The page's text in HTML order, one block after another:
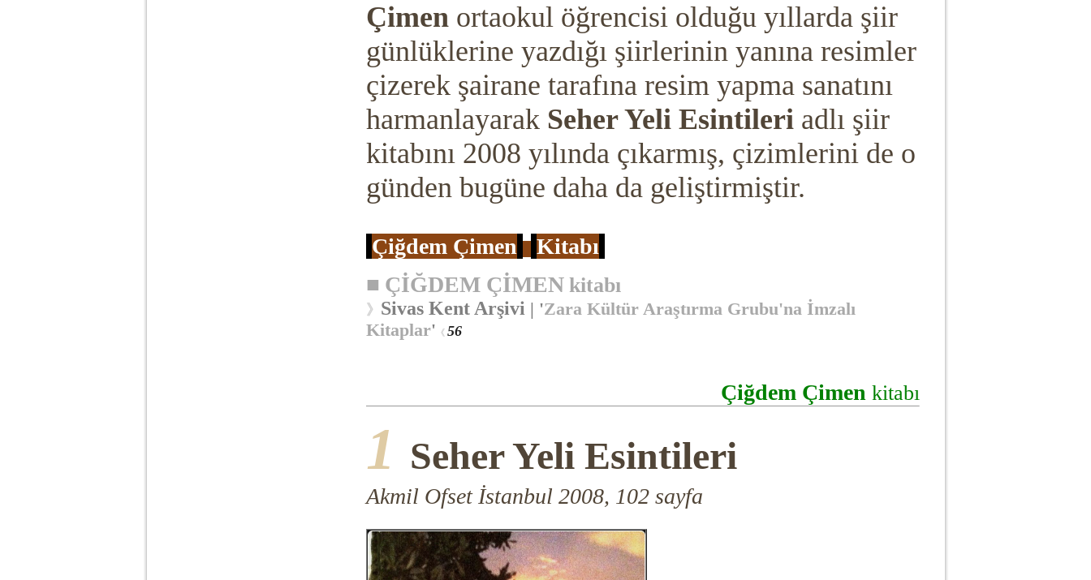
Çimenortaokul öğrencisi olduğu yıllarda şiir
günlüklerine yazdığı şiirlerinin yanına resimler
çizerek şairane tarafına resim yapma sanatını
harmanlayarak Seher Yeli Esintileriadlı şiir
kitabını 2008 yılında çıkarmış, çizimlerini de o
günden bugüne daha da geliştirmiştir.
Çiğdem Çimen
Kitabı
■ ÇİĞDEM ÇİMEN kitabı
》 Sivas Kent Arşivi | 'Zara Kültür Araştırma Grubu'na İmzalı
Kitaplar' 《 56
Çiğdem Çimen kitabı
1 Seher Yeli Esintileri
Akmil Ofset İstanbul 2008, 102 sayfa